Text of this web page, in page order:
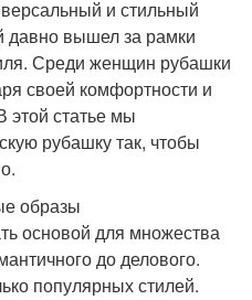
и стильный
давно вышел за рамки
Среди женщин рубашки
своей комфортности и
этой статье мы
рубашку так, чтобы
образы
основой для множества
до делового.
популярных стилей.